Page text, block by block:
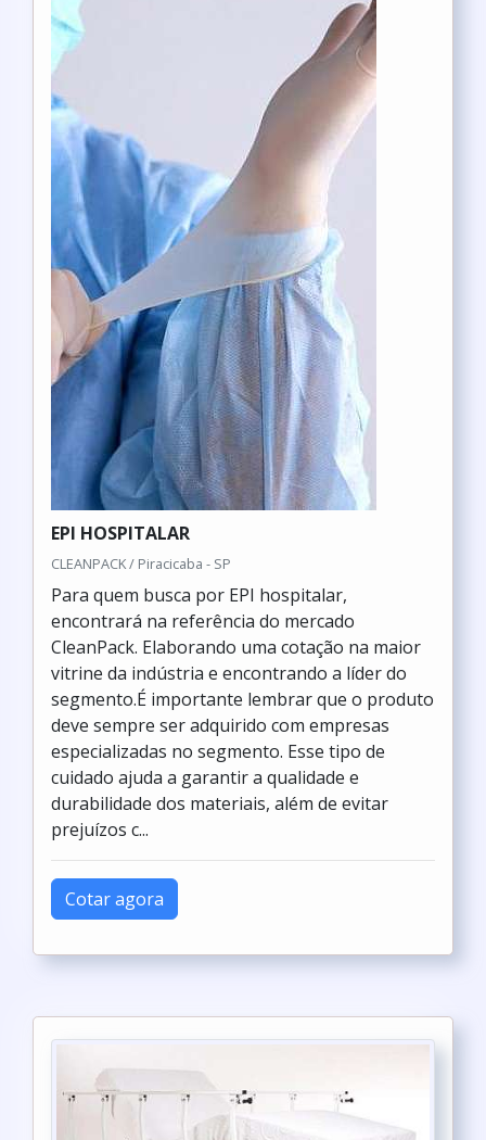
EPI HOSPITALAR
CLEANPACK / Piracicaba - SP
Para quem busca por EPI hospitalar,
encontrará na referência do mercado
CleanPack. Elaborando uma cotação na maior
vitrine da indústria e encontrando a líder do
segmento.É importante lembrar que o produto
deve sempre ser adquirido com empresas
especializadas no segmento. Esse tipo de
cuidado ajuda a garantir a qualidade e
durabilidade dos materiais, além de evitar
prejuízos c...
Cotar agora